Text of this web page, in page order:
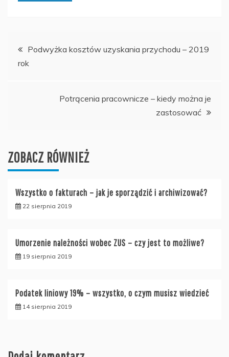
Nawigacja
Podwyżka kosztów uzyskania przychodu – 2019
rok
Potrącenia pracownicze – kiedy można je
zastosować
ZOBACZ RÓWNIEŻ
Wszystko o fakturach – jak je sporządzić i archiwizować?
22 sierpnia 2019
Umorzenie należności wobec ZUS – czy jest to możliwe?
19 sierpnia 2019
Podatek liniowy 19% – wszystko, o czym musisz wiedzieć
14 sierpnia 2019